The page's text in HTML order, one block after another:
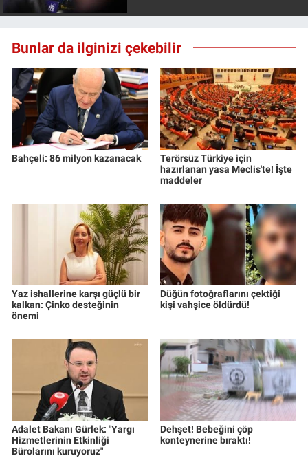
Bunlar da ilginizi çekebilir
Bahçeli: 86 milyon kazanacak
Terörsüz Türkiye için
hazırlanan yasa Meclis'te! İşte
maddeler
Yaz ishallerine karşı güçlü bir
kalkan: Çinko desteğinin
önemi
Düğün fotoğraflarını çektiği
kişi vahşice öldürdü!
Adalet Bakanı Gürlek: "Yargı
Hizmetlerinin Etkinliği
Bürolarını kuruyoruz"
Dehşet! Bebeğini çöp
konteynerine bıraktı!